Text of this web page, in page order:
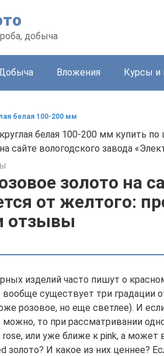
добыча
Вложения Курсы и
белая 100-200 мм
круглая белая 100-200 мм купить
сайте вологодского завода
золото на
от желтого:
отзывы
изделий часто пишут о
существует три градации
розовое, но еще светлее). И
то при рассматривании
или уже ближе к pink, а может
золото? И какое из них ценнее?